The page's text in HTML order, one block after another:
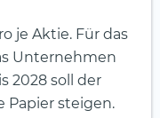
je Aktie. Für das
Unternehmen
2028 soll der
Papier steigen.